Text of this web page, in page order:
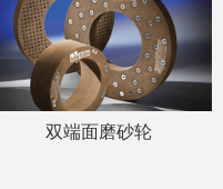
双端面磨砂轮